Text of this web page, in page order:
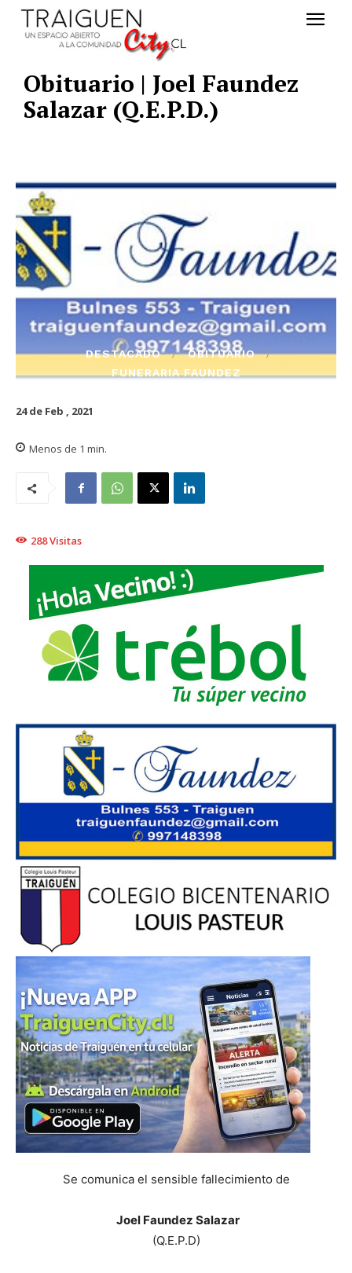
Obituario | Joel Faundez
Salazar (Q.E.P.D.)
DESTACADO
OBITUARIO
FUNERARIA FAUNDEZ
24 de Feb , 2021
Menos de 1 min.
288Visitas
Se comunica el sensible fallecimiento de
Joel Faundez Salazar
(Q.E.P.D)